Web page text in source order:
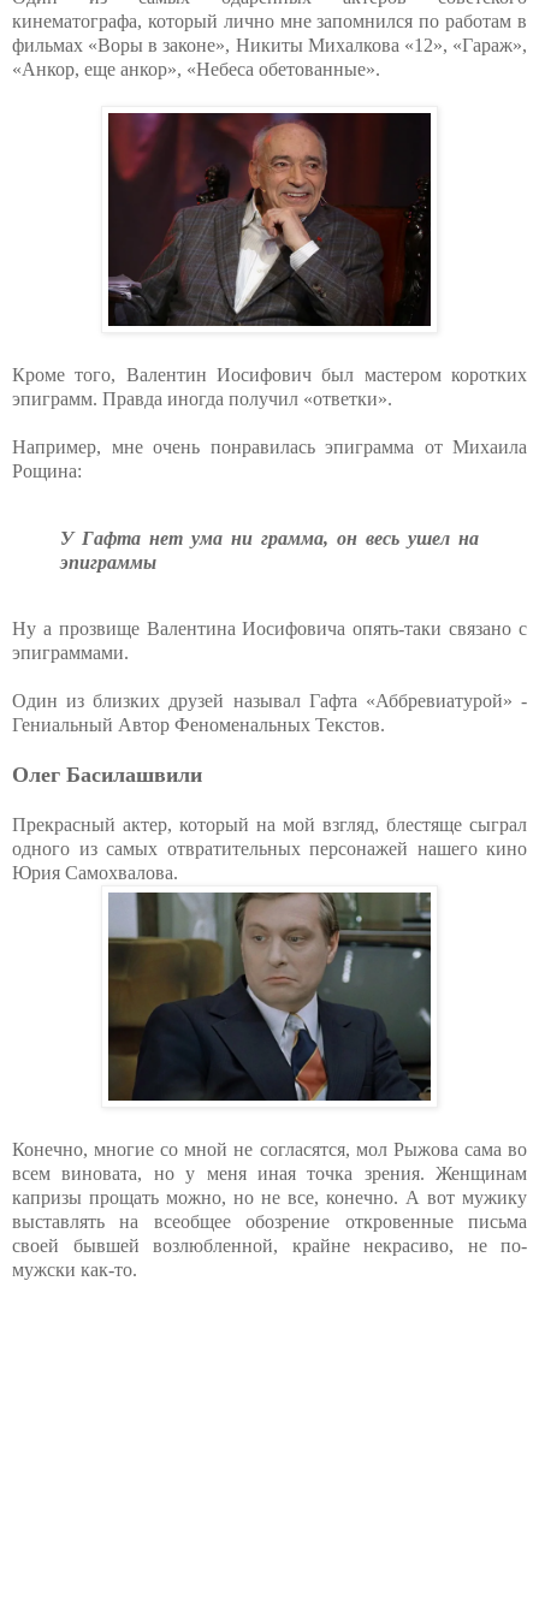
кинематографа, который лично мне запомнился по работам в
фильмах «Воры в законе», Никиты Михалкова «12», «Гараж»,
«Анкор, еще анкор», «Небеса обетованные».
Кроме того, Валентин Иосифович был мастером коротких
эпиграмм. Правда иногда получил «ответки».
Например, мне очень понравилась эпиграмма от Михаила
Рощина:
У Гафта нет ума ни грамма, он весь ушел на
эпиграммы
Ну а прозвище Валентина Иосифовича опять-таки связано с
эпиграммами.
Один из близких друзей называл Гафта «Аббревиатурой» -
Гениальный Автор Феноменальных Текстов.
Олег Басилашвили
Прекрасный актер, который на мой взгляд, блестяще сыграл
одного из самых отвратительных персонажей нашего кино
Юрия Самохвалова.
Конечно, многие со мной не согласятся, мол Рыжова сама во
всем виновата, но у меня иная точка зрения. Женщинам
капризы прощать можно, но не все, конечно. А вот мужику
выставлять на всеобщее обозрение откровенные письма
своей бывшей возлюбленной, крайне некрасиво, не по-
мужски как-то.